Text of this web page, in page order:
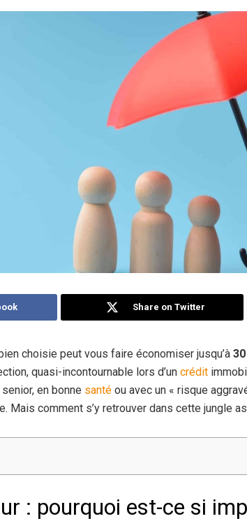
Share on Twitter
choisie peut vous faire économiser jusqu’à
quasi-incontournable lors d’un crédit
en bonne santé ou avec un « risque
Mais comment s’y retrouver dans cette jungle
: pourquoi est-ce si